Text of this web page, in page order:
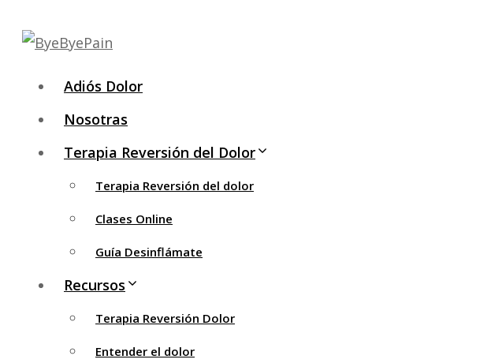
Adiós Dolor
Nosotras
Terapia Reversión del Dolor
Terapia Reversión del dolor
Clases Online
Guía Desinflámate
Recursos
Terapia Reversión Dolor
Entender el dolor